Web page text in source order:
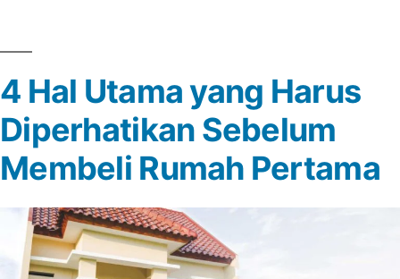
Saat
Menggunakan
AC
4 Hal Utama yang Harus
Diperhatikan Sebelum
Membeli Rumah Pertama